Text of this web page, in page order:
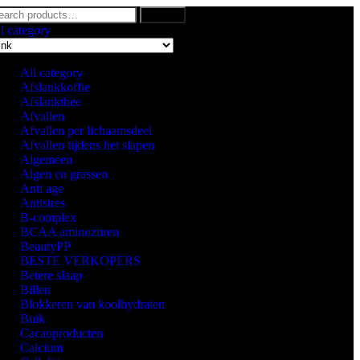
category
All category
Afslankkoffie
Afslankthee
Afvallen
Afvallen per lichaamsdeel
Afvallen tijdens het slapen
Algemeen
Algen en grassen
Anti age
Antistres
B-complex
BCAA aminozuren
BeautyPP
BESTE VERKOPERS
Betere slaap
Billen
Blokkeren van koolhydraten
Buik
Cacaoproducten
Calcium